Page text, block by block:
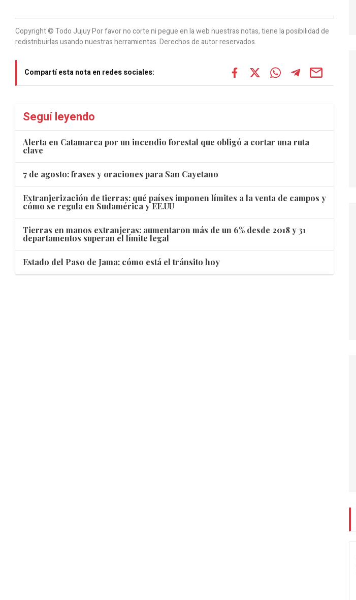
Copyright © Todo Jujuy Por favor no corte ni pegue en la web nuestras notas, tiene la posibilidad de
redistribuirlas usando nuestras herramientas. Derechos de autor reservados.
Compartí esta nota en redes sociales:
Seguí leyendo
Alerta en Catamarca por un incendio forestal que obligó a cortar una ruta
clave
7 de agosto: frases y oraciones para San Cayetano
Extranjerización de tierras: qué países imponen límites a la venta de campos y
cómo se regula en Sudamérica y EE.UU
Tierras en manos extranjeras: aumentaron más de un 6% desde 2018 y 31
departamentos superan el límite legal
Estado del Paso de Jama: cómo está el tránsito hoy